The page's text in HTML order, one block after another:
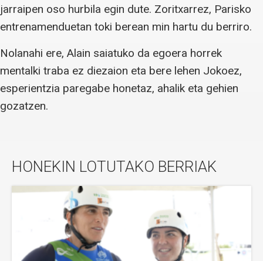
jarraipen oso hurbila egin dute. Zoritxarrez, Parisko
entrenamenduetan toki berean min hartu du berriro.
Nolanahi ere, Alain saiatuko da egoera horrek
mentalki traba ez diezaion eta bere lehen Jokoez,
esperientzia paregabe honetaz, ahalik eta gehien
gozatzen.
HONEKIN LOTUTAKO BERRIAK